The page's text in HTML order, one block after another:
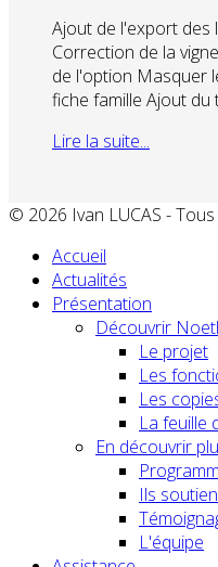
Ajout de l'export
Correction de la
de l'option Masquer
fiche famille Ajout du
Lire la suite...
© 2026 Ivan LUCAS -
Accueil
Actualités
Présentation
Découvrir
Le projet
Les
Les
La feuille
En découvrir
Ils
L'équipe